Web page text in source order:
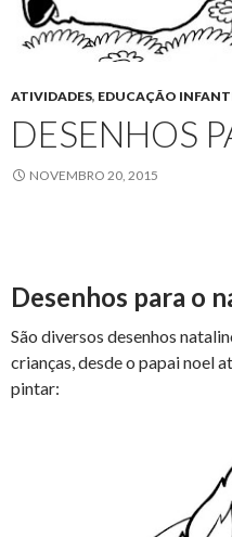
ATIVIDADES, EDUCAÇÃO
DESENHOS
NOVEMBRO 20, 2015
Desenhos para o
São diversos desenhos
crianças, desde o papai noel
pintar: